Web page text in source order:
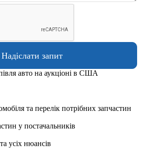
авто на аукціоні в США
та перелік потрібних запчастин
у постачальників
усіх нюансів